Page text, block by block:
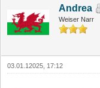
Andrea
Weiser Narr
03.01.12025, 17:12